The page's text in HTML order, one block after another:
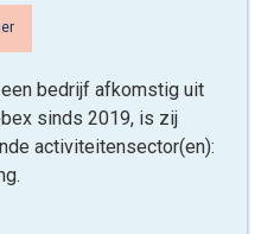
bedrijf afkomstig uit
sinds 2019, is zij
activiteitensector(en):